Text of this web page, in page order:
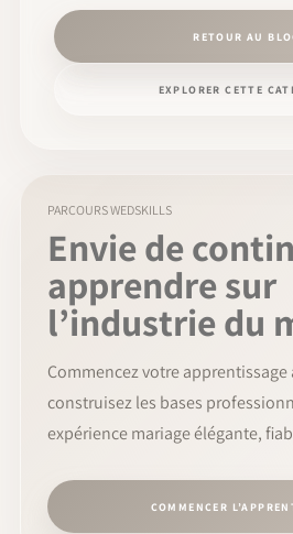
RETOUR AU
EXPLORER CETTE
PARCOURS WEDSKILLS
Envie de
apprendre sur
l’industrie du
Commencez votre apprentissage
construisez les bases
expérience mariage élégante,
COMMENCER